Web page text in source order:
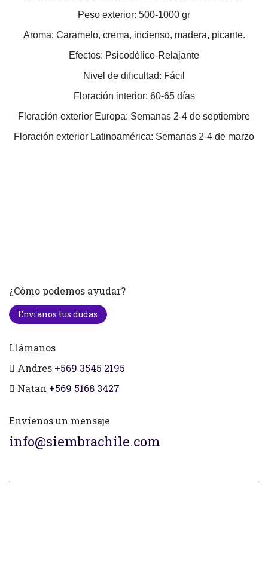
Peso exterior: 500-1000 gr
Aroma: Caramelo, crema, incienso, madera, picante.
Efectos: Psicodélico-Relajante
Nivel de dificultad: Fácil
Floración interior: 60-65 días
Floración exterior Europa: Semanas 2-4 de septiembre
Floración exterior Latinoamérica: Semanas 2-4 de marzo
¿Cómo podemos ayudar?
Envianos tus dudas
Llámanos
Andres +569 3545 2195
Natan +569 5168 3427
Envíenos un mensaje
info@siembrachile.com